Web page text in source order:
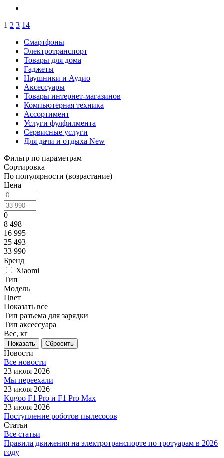
1 2 3 14
Смартфоны
Электротранспорт
Товары для дома
Гаджеты
Наушники и Аудио
Аксессуары
Товары интернет-магазинов
Компьютерная техника
Ассортимент
Услуги фулфилмента
Сервисные услуги
Для дачи и отдыха New
Фильтр по параметрам
Сортировка
По популярности (возрастание)
Цена
0
8 498
16 995
25 493
33 990
Бренд
Xiaomi
Тип
Модель
Цвет
Показать все
Тип разъема для зарядки
Тип аксессуара
Вес, кг
Сбросить
Новости
Все новости
23 июля 2026
Мы переехали
23 июля 2026
Kugoo F1 Pro и F1 Pro Max
23 июля 2026
Поступление роботов пылесосов
Статьи
Все статьи
Правила движения на электротранспорте по тротуарам в 2026
году